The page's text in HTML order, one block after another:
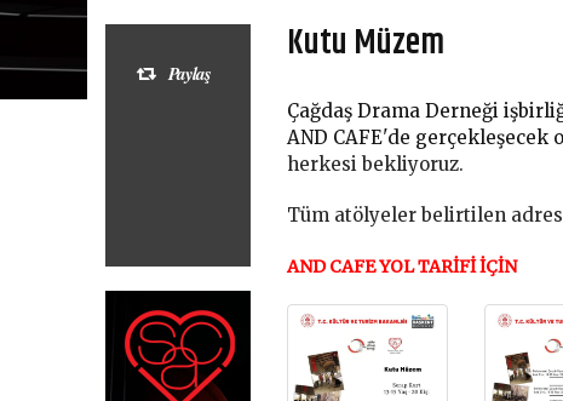
Paylaş
Kutu Müzem
Çağdaş Drama Derneği
AND CAFE'de gerçekleşecek
herkesi bekliyoruz.
Tüm atölyeler belirtilen
AND CAFE YOL TARİFİ İÇİN